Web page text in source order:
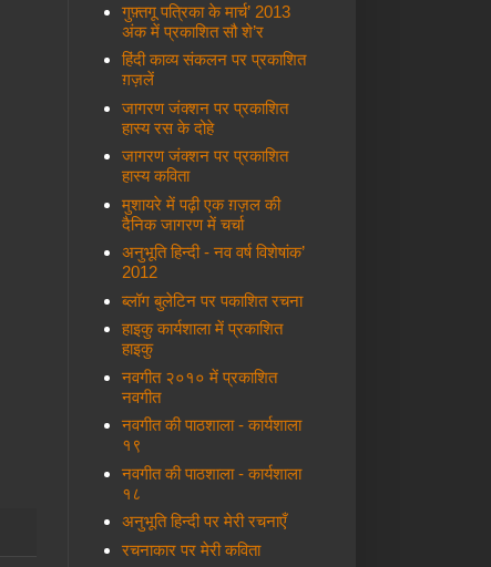
गुफ़्तगू पत्रिका के मार्च’ 2013
अंक में प्रकाशित सौ शे’र
हिंदी काव्य संकलन पर प्रकाशित
ग़ज़लें
जागरण जंक्शन पर प्रकाशित
हास्य रस के दोहे
जागरण जंक्शन पर प्रकाशित
हास्य कविता
मुशायरे में पढ़ी एक ग़ज़ल की
दैनिक जागरण में चर्चा
अनुभूति हिन्दी - नव वर्ष विशेषांक’
2012
ब्लॉग बुलेटिन पर पकाशित रचना
हाइकु कार्यशाला में प्रकाशित
हाइकु
नवगीत २०१० में प्रकाशित
नवगीत
नवगीत की पाठशाला - कार्यशाला
१९
नवगीत की पाठशाला - कार्यशाला
१८
अनुभूति हिन्दी पर मेरी रचनाएँ
रचनाकार पर मेरी कविता